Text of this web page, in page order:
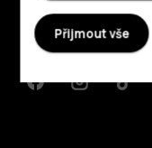
Planet and people
Podpora
FacebookInstagram
Přijmout vše